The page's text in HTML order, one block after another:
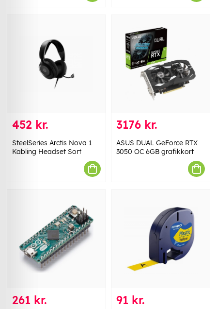
452 kr.
SteelSeries Arctis Nova 1
Kabling Headset Sort
3176 kr.
ASUS DUAL GeForce RTX
3050 OC 6GB grafikkort
261 kr. 91 kr.